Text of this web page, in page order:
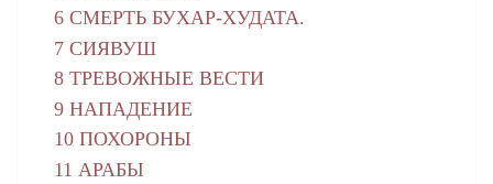
6 СМЕРТЬ БУХАР-ХУДАТА.
7 СИЯВУШ
8 ТРЕВОЖНЫЕ ВЕСТИ
9 НАПАДЕНИЕ
10 ПОХОРОНЫ
11 АРАБЫ